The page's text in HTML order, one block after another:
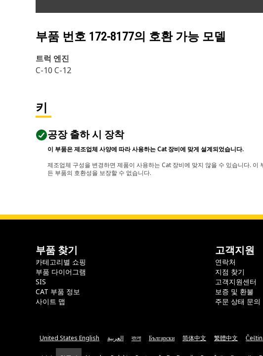
부품 번호 172-8177의 호환 가능 모델
트럭 엔진
C-10 C-12
키
공장 출하 시 장착
이 부품은 제조업체 사양에 따라 사용하는 Cat 장비에 맞게 설계되었습니다.
제조업체 구성을 변경하면 제품이 사용하는 Cat 장비에 맞지 않을 수 있습니다.
든 부품의 호환성을 보장할 수 없습니다.
부품 찾기
카테고리별 쇼핑
부품 다이어그램
SIS
CAT 부품 정보
사이트 맵
고객지원
연락처
지점 찾기
고객지원센터
보증 및 환불
주문 상태 문의
United States English العربية বাংলা Български 简体中文 繁體中文